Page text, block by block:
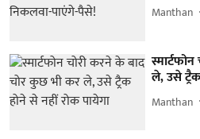
Manthan
ले, उसे
Manthan